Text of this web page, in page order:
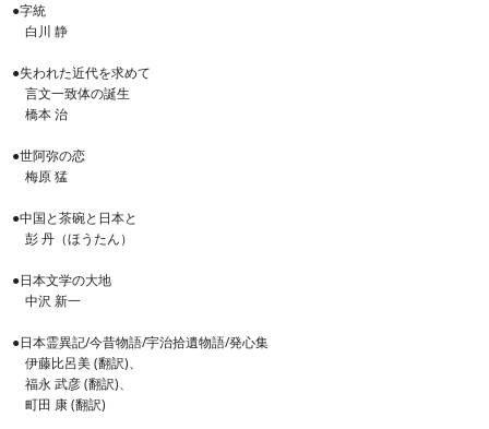
●字統
白川 静
●失われた近代を求めて
言文一致体の誕生
橋本 治
●世阿弥の恋
梅原 猛
●中国と茶碗と日本と
彭 丹（ほうたん）
●日本文学の大地
中沢 新一
●日本霊異記/今昔物語/宇治拾遺物語/発心集
伊藤比呂美 (翻訳)、
福永 武彦 (翻訳)、
町田 康 (翻訳)